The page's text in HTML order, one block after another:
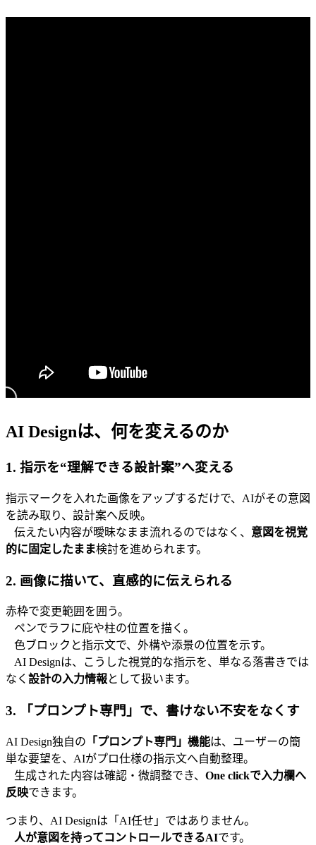
AI Designは、何を変えるのか
1. 指示を“理解できる設計案”へ変える
指示マークを入れた画像をアップするだけで、AIがその意図
を読み取り、設計案へ反映。
伝えたい内容が曖昧なまま流れるのではなく、 意図を視覚
的に固定したまま検討を進められます。
2. 画像に描いて、直感的に伝えられる
赤枠で変更範囲を囲う。
ペンでラフに庇や柱の位置を描く。
色ブロックと指示文で、外構や添景の位置を示す。
AI Designは、こうした視覚的な指示を、単なる落書きでは
なく 設計の入力情報として扱います。
3. 「プロンプト専門」で、書けない不安をなくす
AI Design独自の 「プロンプト専門」機能は、ユーザーの簡
単な要望を、AIがプロ仕様の指示文へ自動整理。
生成された内容は確認・微調整でき、 One clickで入力欄へ
反映できます。
つまり、AI Designは「AI任せ」ではありません。
人が意図を持ってコントロールできるAIです。